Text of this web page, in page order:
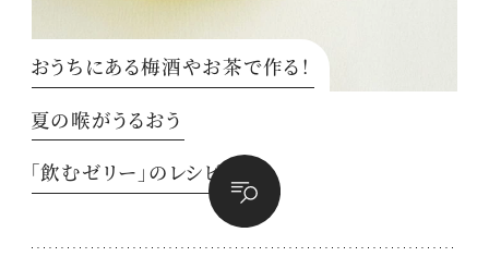
おうちにある梅酒やお茶で作る！
夏の喉がうるおう
「飲むゼリー」のレシピ